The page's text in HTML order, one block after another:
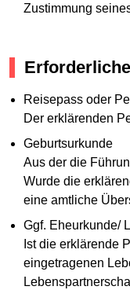
Zustimmung
Reisepass oder
Der erklärenden
Geburtsurkunde
Aus der die
Wurde die
eine amtliche
Ggf. Eheurkunde/
Ist die erklärende
eingetragenen